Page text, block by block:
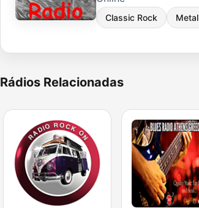
Classic Rock Metal
Rádios Relacionadas